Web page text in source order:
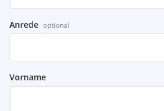
Anrede optional
Vorname